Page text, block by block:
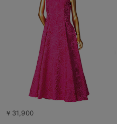
￥31,900